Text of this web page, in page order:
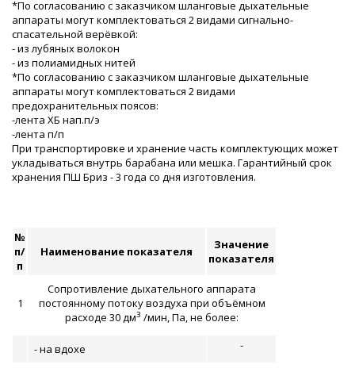
*По согласованию с заказчиком шланговые дыхательные
аппараты могут комплектоваться 2 видами сигнально-
спасательной верёвкой:
- из лубяных волокон
- из полиамидных нитей
*По согласованию с заказчиком шланговые дыхательные
аппараты могут комплектоваться 2 видами
предохранительных поясов:
-лента ХБ нап.п/э
-лента п/п
При транспортировке и хранение часть комплектующих может
укладываться внутрь барабана или мешка. Гарантийный срок
хранения ПШ Бриз - 3 года со дня изготовления.
№
п/
п
Наименование показателя
Значение
показателя
1
Сопротивление дыхательного аппарата
постоянному потоку воздуха при объёмном
расходе 30 дм3 /мин, Па, не более:
- на вдохе -